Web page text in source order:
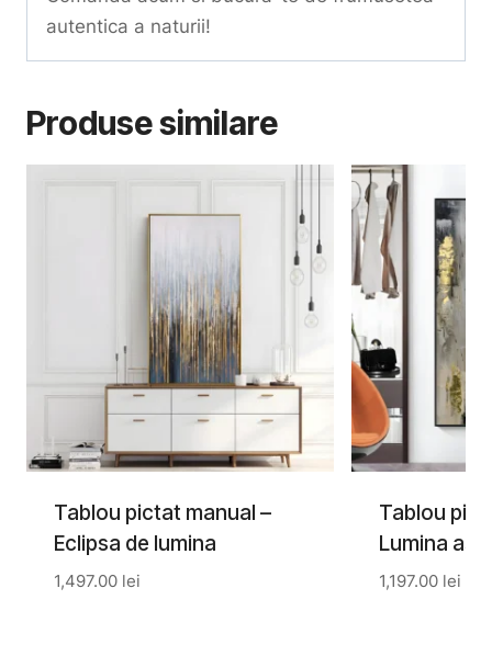
autentica a naturii!
Produse similare
Tablou pictat manual –
Eclipsa de lumina
1,497.00 lei
Tablou
Lumina
1,197.00 lei